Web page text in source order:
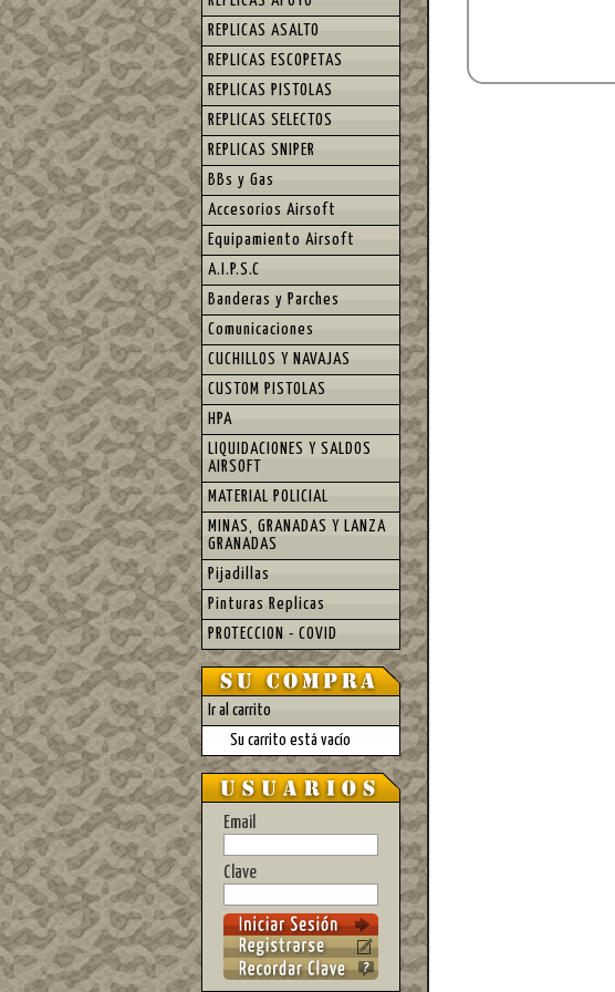
REPLICAS ASALTO
REPLICAS ESCOPETAS
REPLICAS PISTOLAS
REPLICAS SELECTOS
REPLICAS SNIPER
BBs y Gas
Accesorios Airsoft
Equipamiento Airsoft
A.I.P.S.C
Banderas y Parches
Comunicaciones
CUCHILLOS Y NAVAJAS
CUSTOM PISTOLAS
HPA
LIQUIDACIONES Y SALDOS
AIRSOFT
MATERIAL POLICIAL
MINAS, GRANADAS Y LANZA
GRANADAS
Pijadillas
Pinturas Replicas
PROTECCION - COVID
Ir al carrito
Su carrito está vacío
Email
Clave